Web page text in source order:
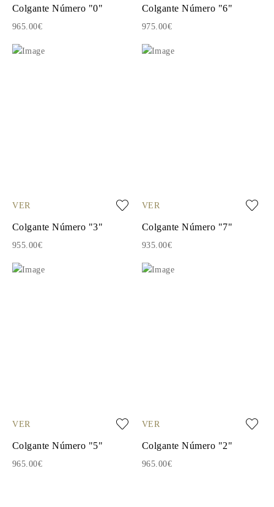
Colgante Número "0"
965.00€
Colgante Número "6"
975.00€
VER
Colgante Número "3"
955.00€
VER
Colgante Número "7"
935.00€
VER
Colgante Número "5"
965.00€
VER
Colgante Número "2"
965.00€